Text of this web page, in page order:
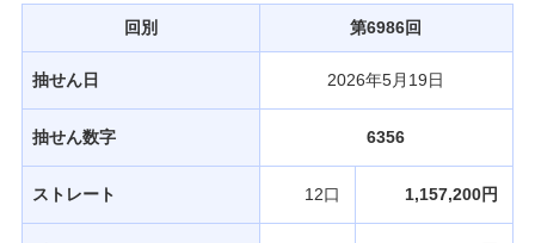
回別 第6986回
抽せん日 2026年5月19日
抽せん数字 6356
ストレート 12口 1,157,200円